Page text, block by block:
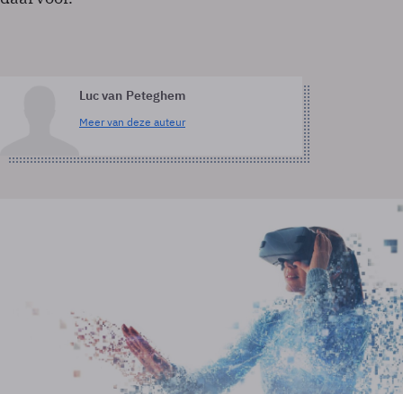
Luc van Peteghem
Meer van deze auteur